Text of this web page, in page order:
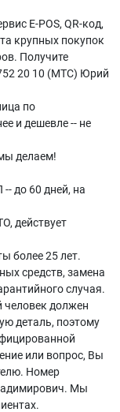
E-POS, QR-код,
крупных покупок
Получите
20 10 (МТС) Юрий
по
и дешевле -- не
делаем!
до 60 дней, на
действует
более 25 лет.
средств, замена
случая.
должен
деталь, поэтому
или вопрос, Вы
Номер
Мы